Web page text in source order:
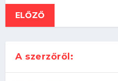
ELŐZŐ
A szerzőről: